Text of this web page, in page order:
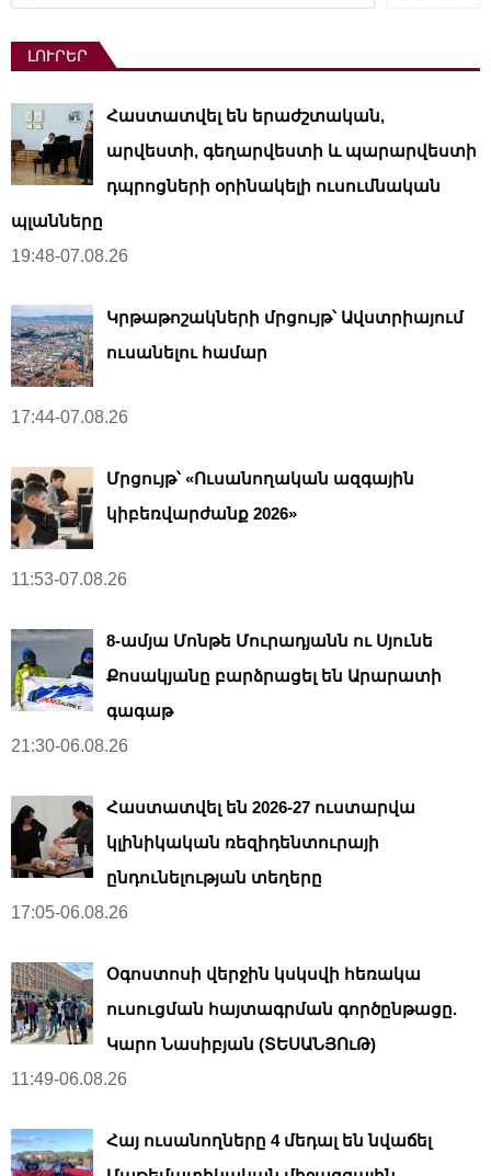
ԼՈՒՐԵՐ
Հաստատվել են երաժշտական,
արվեստի, գեղարվեստի և պարարվեստի
դպրոցների օրինակելի ուսումնական
պլանները
19:48-07.08.26
Կրթաթոշակների մրցույթ՝ Ավստրիայում
ուսանելու համար
17:44-07.08.26
Մրցույթ՝ «Ուսանողական ազգային
կիբեռվարժանք 2026»
11:53-07.08.26
8-ամյա Մոնթե Մուրադյանն ու Սյունե
Քոսակյանը բարձրացել են Արարատի
գագաթ
21:30-06.08.26
Հաստատվել են 2026-27 ուստարվա
կլինիկական ռեզիդենտուրայի
ընդունելության տեղերը
17:05-06.08.26
Օգոստոսի վերջին կսկսվի հեռակա
ուսուցման հայտագրման գործընթացը.
Կարո Նասիբյան (ՏԵՍԱՆՅՈւԹ)
11:49-06.08.26
Հայ ուսանողները 4 մեդալ են նվաճել